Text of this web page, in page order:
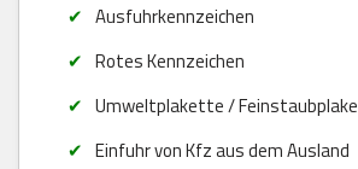
Ausfuhrkennzeichen
Rotes Kennzeichen
Umweltplakette /
Einfuhr von Kfz aus dem Ausland